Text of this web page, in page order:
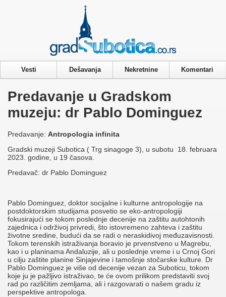
Vesti Dešavanja Nekretnine Komentari
Predavanje u Gradskom
muzeju: dr Pablo Dominguez
Predavanje: Antropologia infinita
Gradski muzeji Subotica ( Trg sinagoge 3), u subotu 18. februara
2023. godine, u 19 časova.
Predavač: dr Pablo Dominguez
Pablo Dominguez, doktor socijalne i kulturne antropologije na
postdoktorskim studijama posvetio se eko-antropologiji
fokusirajući se tokom poslednje decenije na zaštitu autohtonih
zajednica i održivoj privredi, što istovremeno zahteva i zaštitu
životne sredine, budući da se radi o neraskidivoj međuzavisnosti.
Tokom terenskih istraživanja boravio je prvenstveno u Magrebu,
kao i u planinama Andaluzije, ali u poslednje vreme i u Crnoj Gori
u cilju zaštite planine Sinjajevine i tamošnje stočarske kulture. Dr
Pablo Dominguez je više od decenije vezan za Suboticu, tokom
koje ju je pažljivo istraživao, te će ovom prilikom predstaviti svoj
rad po različitim zemljama, ali i razgovarati o našem gradu iz
perspektive antropologa.
Privacy & Cookies Policy